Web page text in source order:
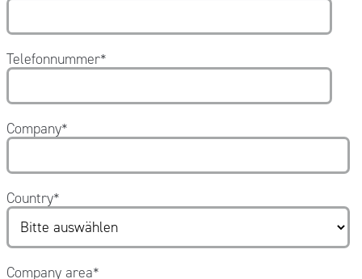
Telefonnummer*
Company*
Country*
Company area*